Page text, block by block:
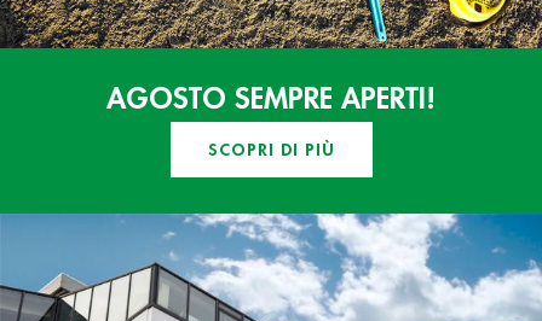
AGOSTO SEMPRE APERTI!
SCOPRI DI PIÙ